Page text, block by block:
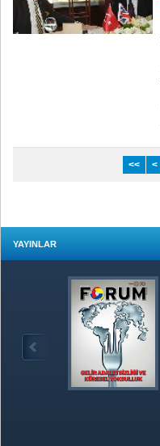
<< <
YAYINLAR